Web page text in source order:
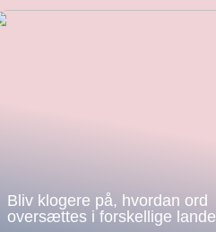
Bliv klogere på, hvordan ord
oversættes i forskellige lande